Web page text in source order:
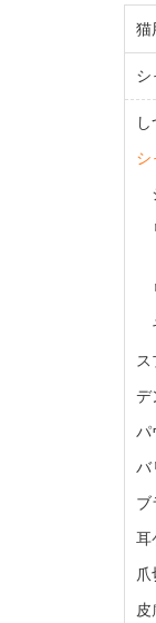
猫
シ
シ
ス
デ
パ
バ
ブ
耳
爪
皮